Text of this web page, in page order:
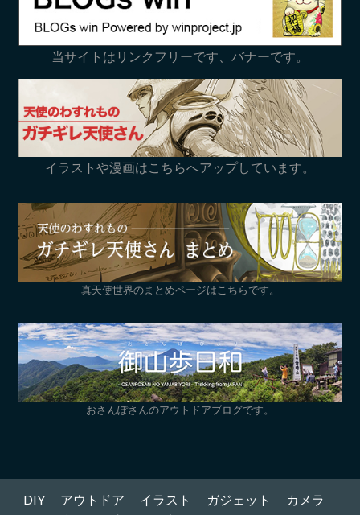
当サイトはリンクフリーです、バナーです。
イラストや漫画はこちらへアップしています。
真天使世界のまとめページはこちらです。
おさんぽさんのアウトドアブログです。
DIY アウトドア イラスト ガジェット
カメラ